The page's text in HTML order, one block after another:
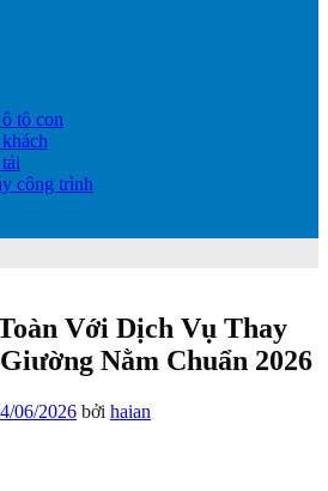
tô con
công trình
Với Dịch Vụ Thay
Nằm Chuẩn 2026
06/2026 bởi haian